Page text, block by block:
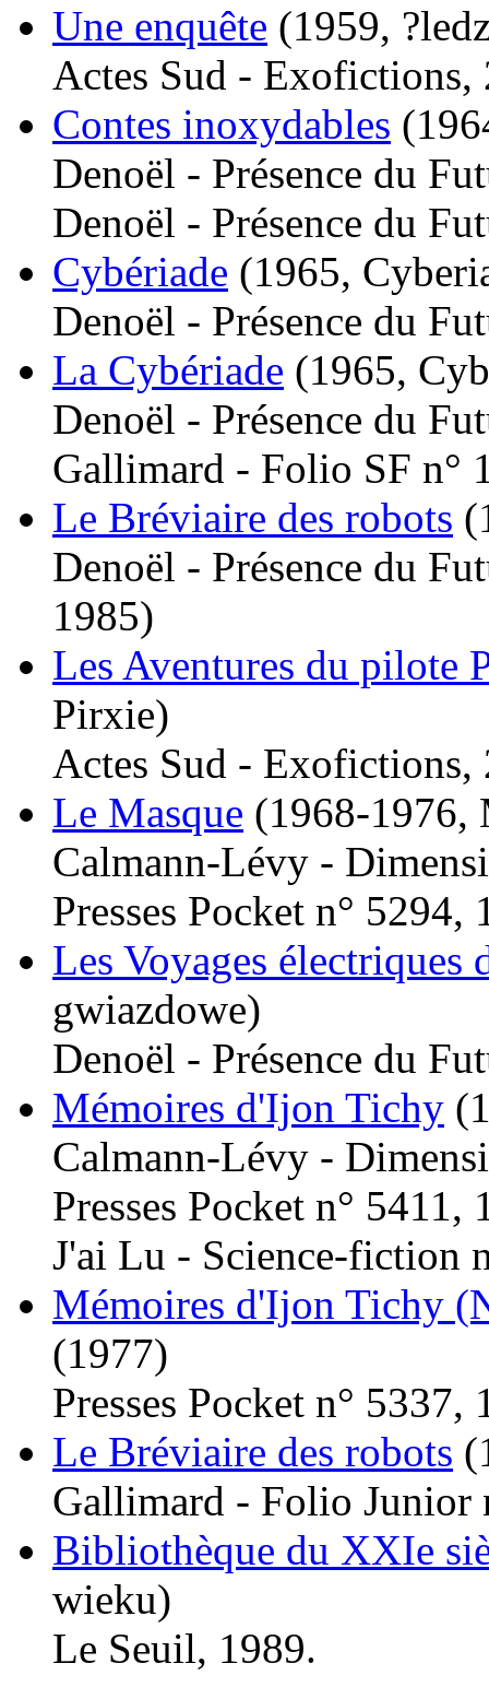
Une enquête (1959,
Actes Sud - Exofictions,
Contes inoxydables
Denoël - Présence du
Denoël - Présence du
Cybériade (1965,
Denoël - Présence du
La Cybériade (1965,
Denoël - Présence du
Gallimard - Folio SF n°
Le Bréviaire des robots
Denoël - Présence du
1985)
Les Aventures du pilote
Pirxie)
Actes Sud - Exofictions,
Le Masque (1968-1976,
Calmann-Lévy -
Presses Pocket n° 5294,
Les Voyages
gwiazdowe)
Denoël - Présence du
Mémoires d'Ijon Tichy
Calmann-Lévy -
Presses Pocket n° 5411,
J'ai Lu - Science-fiction
Mémoires d'Ijon Tichy
(1977)
Presses Pocket n° 5337,
Le Bréviaire des robots
Gallimard - Folio Junior
Bibliothèque du XXIe
wieku)
Le Seuil, 1989.